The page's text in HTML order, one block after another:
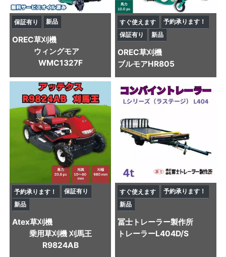
保証有り 新品
OREC草刈機
ウィングモア
WMC1327F
すぐ使えます
予約承ります！
保証有り
新品
OREC草刈機
ブルモアHR805
予約承ります！
保証有り
新品
Atex草刈機
乗用草刈機 刈馬王
R9824AB
すぐ使えます
予約承ります！
新品
冨士トレーラー製作所
トレーラーL404D/S